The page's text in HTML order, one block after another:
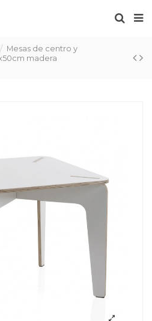
Mesas de centro y
madera